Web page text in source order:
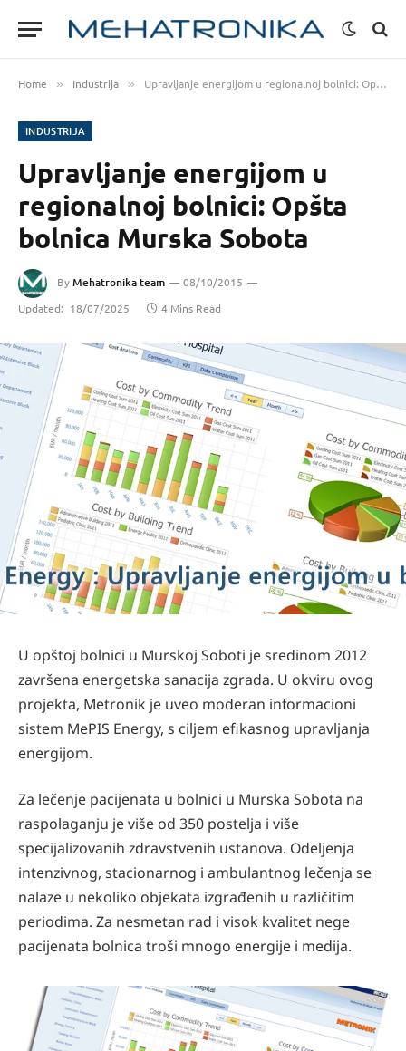
Home » Industrija » Upravljanje energijom u regionalnoj bolnici: Opšta bolnica Murska Sobota
INDUSTRIJA
Upravljanje energijom u
regionalnoj bolnici: Opšta
bolnica Murska Sobota
ByMehatronika team
08/10/2015
Updated: 18/07/2025 4 Mins Read
U opštoj bolnici u Murskoj Soboti je sredinom 2012
završena energetska sanacija zgrada. U okviru ovog
projekta, Metronik je uveo moderan informacioni
sistem MePIS Energy, s ciljem efikasnog upravljanja
energijom.
Za lečenje pacijenata u bolnici u Murska Sobota na
raspolaganju je više od 350 postelja i više
specijalizovanih zdravstvenih ustanova. Odeljenja
intenzivnog, stacionarnog i ambulantnog lečenja se
nalaze u nekoliko objekata izgrađenih u različitim
periodima. Za nesmetan rad i visok kvalitet nege
pacijenata bolnica troši mnogo energije i medija.